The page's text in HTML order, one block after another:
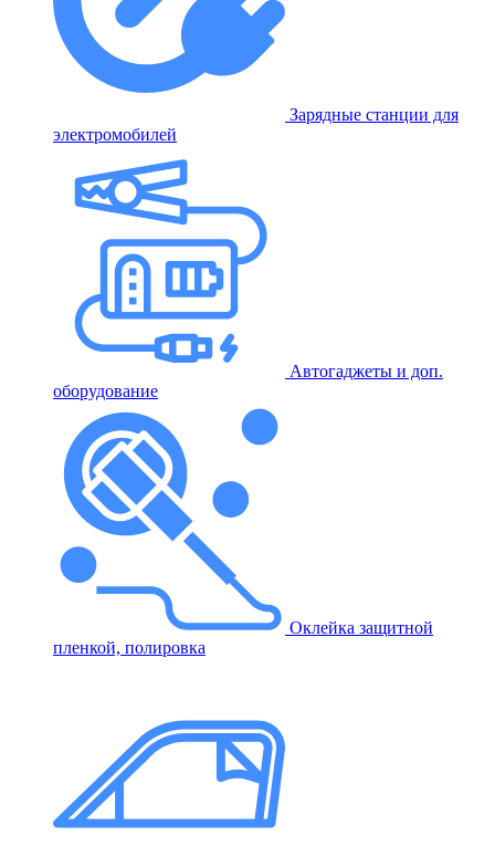
Зарядные станции для
электромобилей
Автогаджеты и доп.
оборудование
Оклейка защитной
пленкой, полировка